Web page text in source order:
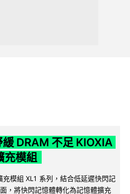
DRAM 不足 KIOXIA
充模組
模組 XL1 系列，結合低延遲快閃記
，將快閃記憶體轉化為記憶體擴充